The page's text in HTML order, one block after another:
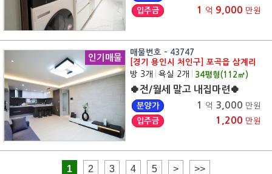
입주금
1 억 9,000 만원
인기매물
매물번호 - 43747
[경기 용인시 처인구] 포곡읍 삼계리
방 3개
욕실 2개 34평형(112 ㎡)
🍀전/월세 말고 내집마련🍀
분양가 1 억 3,000 만원
입주금
1,200 만원
1 2 3 4 5 > >>